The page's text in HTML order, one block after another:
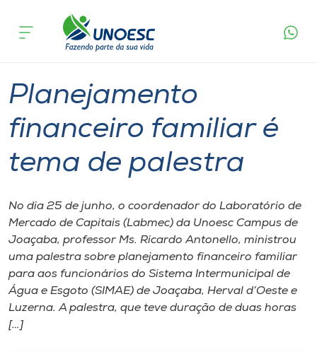
Cursos
Pesquisa
Atendimento ao Estudante
Portal de Ensino
A
Unoesc
Internacionalização
acontece
Planejamento
financeiro familiar é
tema de palestra
No dia 25 de junho, o coordenador do Laboratório de
Mercado de Capitais (Labmec) da Unoesc Campus de
Joaçaba, professor Ms. Ricardo Antonello, ministrou
uma palestra sobre planejamento financeiro familiar
para aos funcionários do Sistema Intermunicipal de
Água e Esgoto (SIMAE) de Joaçaba, Herval d’Oeste e
Luzerna. A palestra, que teve duração de duas horas
[…]